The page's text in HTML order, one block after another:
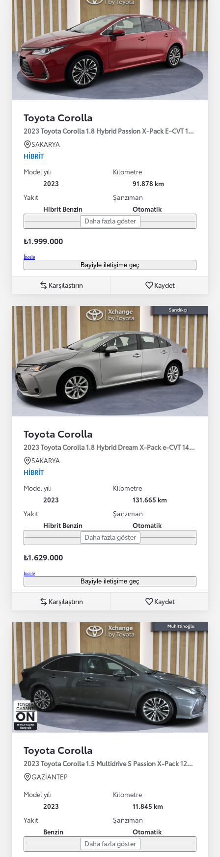
Toyota Corolla
2023 Toyota Corolla 1.8 Hybrid Passion X-Pack E-CVT 140HP
SAKARYA
HIBRIT
Model yılı
2023
Kilometre
91.878 km
Yakıt
Hibrit Benzin
Şanzıman
Otomatik
Daha fazla göster
₺1.999.000
İncele
Bayiyle iletişime geç
Karşılaştırın Kaydet
Toyota Corolla
2023 Toyota Corolla 1.8 Hybrid Dream X-Pack e-CVT 140HP
SAKARYA
HIBRIT
Model yılı
2023
Kilometre
131.665 km
Yakıt
Hibrit Benzin
Şanzıman
Otomatik
Daha fazla göster
₺1.629.000
İncele
Bayiyle iletişime geç
Karşılaştırın Kaydet
Toyota Corolla
2023 Toyota Corolla 1.5 Multidrive S Passion X-Pack 125HP
GAZİANTEP
Model yılı
2023
Kilometre
11.845 km
Yakıt
Benzin
Şanzıman
Otomatik
Daha fazla göster